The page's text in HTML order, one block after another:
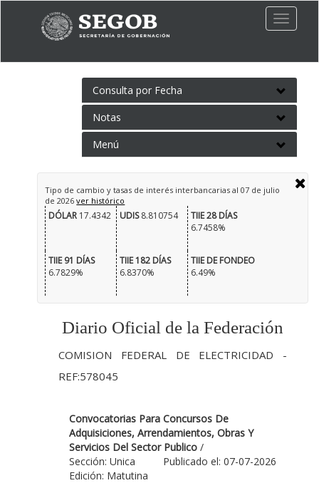
Toggle
Consulta por Fecha
Notas
Menú
Tipo de cambio y tasas de interés interbancarias al 07 de julio
de 2026ver histórico
DÓLAR17.4342 UDIS8.810754
TIIE 28 DÍAS
6.7458%
TIIE 91 DÍAS
6.7829%
TIIE 182 DÍAS
6.8370%
TIIE DE FONDEO
6.49%
Diario Oficial de la Federación
COMISION FEDERAL DE ELECTRICIDAD -
REF:578045
Convocatorias Para Concursos De
Adquisiciones, Arrendamientos, Obras Y
Servicios Del Sector Publico /
Publicado el: 07-07-2026
Sección: Unica
Edición: Matutina